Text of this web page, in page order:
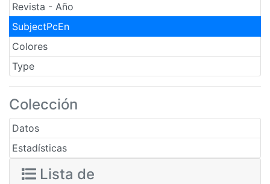
Revista - Año
SubjectPcEn
Colores
Type
Colección
Datos
Estadísticas
Lista de